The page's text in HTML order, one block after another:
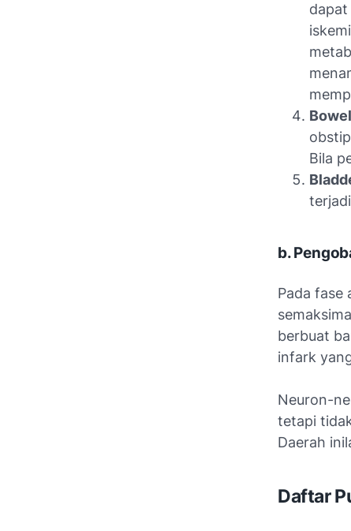
Bowel
Bila
b.
Pada fase
berbuat
infark
Neuron-
tetapi
Daerah
Daftar